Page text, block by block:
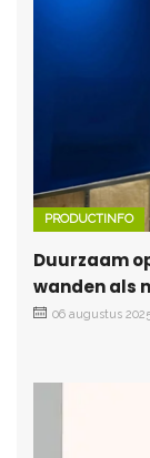
PRODUCTINFO
Duurzaam
wanden als
06 augustus